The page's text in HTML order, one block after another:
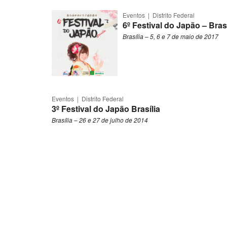
Eventos | Distrito Federal
6º Festival do Japão –
Brasília – 5, 6 e 7 de maio de 2017
Eventos | Distrito Federal
3º Festival do Japão Brasília
Brasília – 26 e 27 de julho de 2014